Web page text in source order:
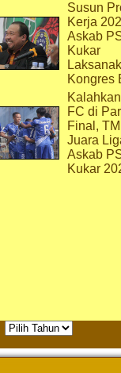
Susun
Kerja
Askab
Kukar
Kongres
FC di
Final,
Juara
Askab
Kukar